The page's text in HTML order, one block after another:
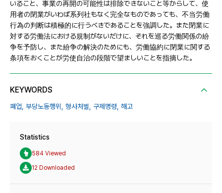
いること、事業の再開の可能性は排除できないこと等からして、使
用者の閉業がいわば系列社もなく完全なものであっても、不当労働
行為の判断は積極的に行うべきであることを強調した。また閉業に
対する労働法における規制がないだけに、それを巡る労働関係の紛
争を予防し、また紛争の解決のためにも、労働協約に閉業に関する
条項をおくことが労使自治の段階で望ましいことを指摘した。
KEYWORDS
폐업, 부당노동행위, 형사처벌, 구제명령, 해고
Statistics
584 Viewed
12 Downloaded